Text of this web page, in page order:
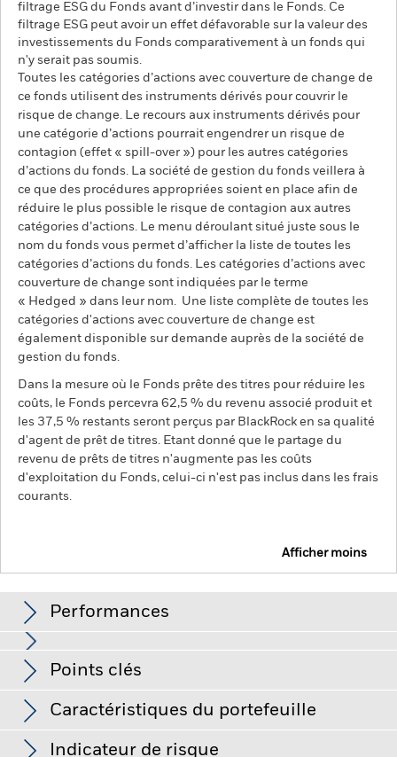
filtrage ESG du Fonds avant d’investir dans le Fonds. Ce
filtrage ESG peut avoir un effet défavorable sur la valeur des
investissements du Fonds comparativement à un fonds qui
n'y serait pas soumis.
Toutes les catégories d’actions avec couverture de change de
ce fonds utilisent des instruments dérivés pour couvrir le
risque de change. Le recours aux instruments dérivés pour
une catégorie d’actions pourrait engendrer un risque de
contagion (effet « spill-over ») pour les autres catégories
d’actions du fonds. La société de gestion du fonds veillera à
ce que des procédures appropriées soient en place afin de
réduire le plus possible le risque de contagion aux autres
catégories d’actions. Le menu déroulant situé juste sous le
nom du fonds vous permet d’afficher la liste de toutes les
catégories d’actions du fonds. Les catégories d’actions avec
couverture de change sont indiquées par le terme
« Hedged » dans leur nom. Une liste complète de toutes les
catégories d'actions avec couverture de change est
également disponible sur demande auprès de la société de
gestion du fonds.
Dans la mesure où le Fonds prête des titres pour réduire les
coûts, le Fonds percevra 62,5 % du revenu associé produit et
les 37,5 % restants seront perçus par BlackRock en sa qualité
d'agent de prêt de titres. Etant donné que le partage du
revenu de prêts de titres n'augmente pas les coûts
d'exploitation du Fonds, celui-ci n'est pas inclus dans les frais
courants.
Afficher moins
Performances
Voir le graphique complet
Performances
Le risque de crédit, les variations de taux d'intérêt et/ou les
défauts de l'émetteur auront un impact significatif sur la
performance des titres de créance. Les baisses potentielles
ou effectives de la notation de crédit peuvent accroître le
niveau de risque.Le risque d'investissement est concentré
sur des secteurs, pays, devises ou sociétés spécifiques. Cela
Points clés
Net Assets of Fund
Caractéristiques du portefeuille
Indicateur de risque